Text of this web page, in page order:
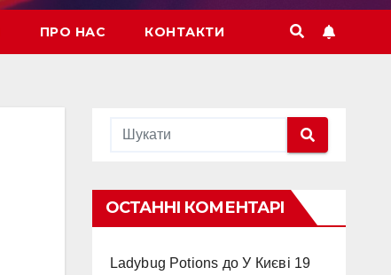
ПРО НАС КОНТАКТИ
ОСТАННІ КОМЕНТАРІ
Ladybug Potions доУ Києві 19